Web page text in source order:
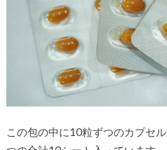
この包の中に10粒ずつのカプセ